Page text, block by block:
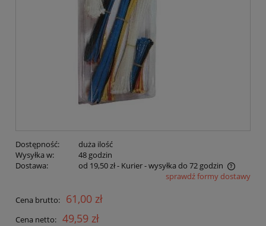
Dostępność:
duża ilość
Wysyłka w:
48 godzin
Dostawa:
od 19,50 zł- Kurier - wysyłka do 72 godzin
Cena nie zawiera ewentualnych kosztów płatnościsprawdź formy dostawy
Cena brutto: 61,00 zł
Cena netto: 49,59 zł